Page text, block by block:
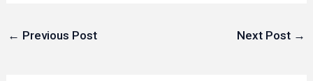
← Previous Post Next Post →